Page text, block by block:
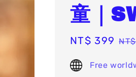
童｜
Sale
NT$ 399
Free